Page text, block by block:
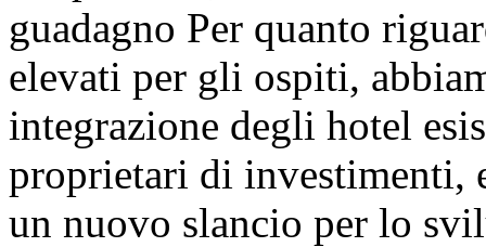
guadagno Per quanto
elevati per gli ospiti,
integrazione degli hotel
proprietari di investimenti,
un nuovo slancio per lo